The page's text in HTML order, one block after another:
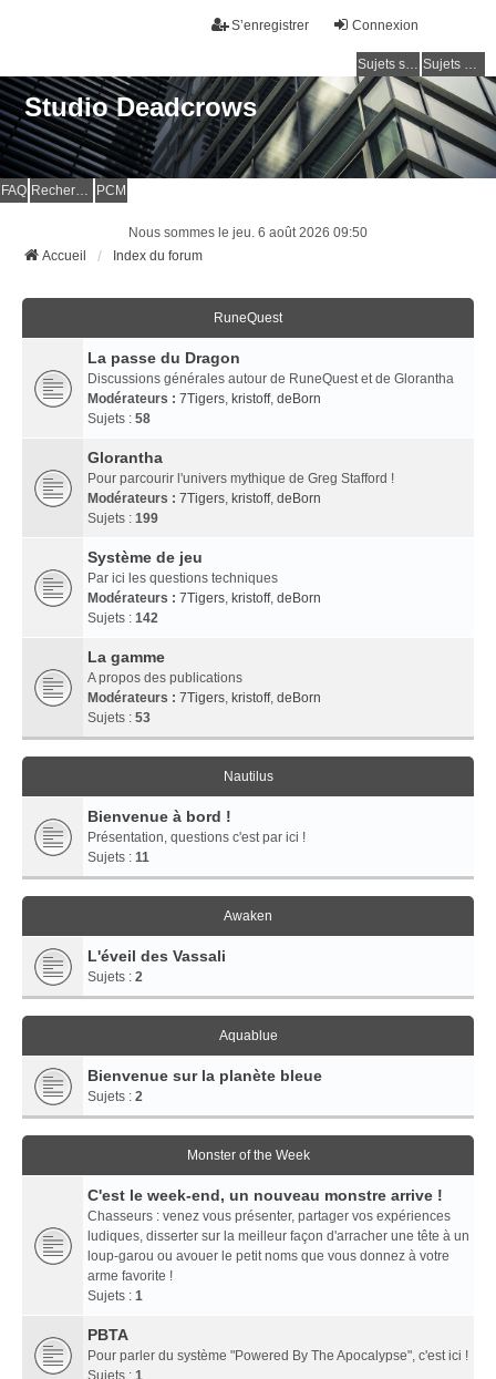
Connexion
S’enregistrer
Sujets sans réponse Sujets actifs
Studio Deadcrows
FAQ Rechercher PCM
Nous sommes le jeu. 6 août 2026 09:50
Accueil
Index du forum
RuneQuest
La passe du Dragon
Discussions générales autour de RuneQuest et de Glorantha
Modérateurs : 7Tigers, kristoff, deBorn
Sujets : 58
Glorantha
Pour parcourir l'univers mythique de Greg Stafford !
Modérateurs : 7Tigers, kristoff, deBorn
Sujets : 199
Système de jeu
Par ici les questions techniques
Modérateurs : 7Tigers, kristoff, deBorn
Sujets : 142
La gamme
A propos des publications
Modérateurs : 7Tigers, kristoff, deBorn
Sujets : 53
Nautilus
Bienvenue à bord !
Présentation, questions c'est par ici !
Sujets : 11
Awaken
L'éveil des Vassali
Sujets : 2
Aquablue
Bienvenue sur la planète bleue
Sujets : 2
Monster of the Week
C'est le week-end, un nouveau monstre arrive !
Chasseurs : venez vous présenter, partager vos expériences
ludiques, disserter sur la meilleur façon d'arracher une tête à un
loup-garou ou avouer le petit noms que vous donnez à votre
arme favorite !
Sujets : 1
PBTA
Pour parler du système "Powered By The Apocalypse", c'est ici !
Sujets : 1